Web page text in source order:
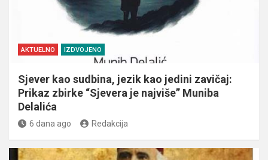
AKTUELNO IZDVOJENO
Sjever kao sudbina, jezik kao jedini zavičaj:
Prikaz zbirke “Sjevera je najviše” Muniba
Delalića
6 dana ago Redakcija